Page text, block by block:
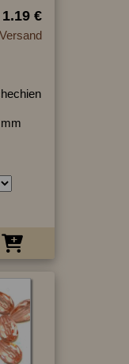
1.19 €
Versand